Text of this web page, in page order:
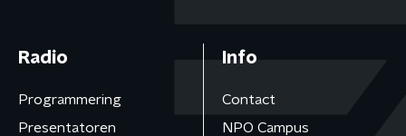
Radio
Programmering
Presentatoren
Info
Contact
NPO Campus